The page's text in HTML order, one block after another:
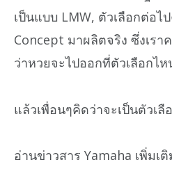
เป็นแบบ LMW, ตัวเลือกต่อไ
Concept มาผลิตจริง ซึ่งเร
ว่าหวยจะไปออกที่ตัวเลือกไ
แล้วเพื่อนๆคิดว่าจะเป็นตัวเลื
อ่านข่าวสาร Yamaha เพิ่มเ